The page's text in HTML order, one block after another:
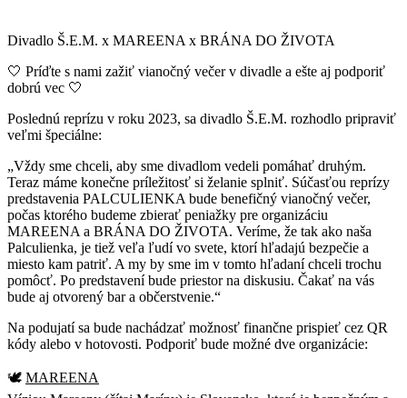
Divadlo Š.E.M. x MAREENA x BRÁNA DO ŽIVOTA
🤍 Príďte s nami zažiť vianočný večer v divadle a ešte aj podporiť
dobrú vec 🤍
Poslednú reprízu v roku 2023, sa divadlo Š.E.M. rozhodlo pripraviť
veľmi špeciálne:
„Vždy sme chceli, aby sme divadlom vedeli pomáhať druhým.
Teraz máme konečne príležitosť si želanie splniť. Súčasťou reprízy
predstavenia PALCULIENKA bude benefičný vianočný večer,
počas ktorého budeme zbierať peniažky pre organizáciu
MAREENA a BRÁNA DO ŽIVOTA. Veríme, že tak ako naša
Palculienka, je tiež veľa ľudí vo svete, ktorí hľadajú bezpečie a
miesto kam patriť. A my by sme im v tomto hľadaní chceli trochu
pomôcť. Po predstavení bude priestor na diskusiu. Čakať na vás
bude aj otvorený bar a občerstvenie.“
Na podujatí sa bude nachádzať možnosť finančne prispieť cez QR
kódy alebo v hotovosti. Podporiť bude možné dve organizácie:
🕊️ MAREENA